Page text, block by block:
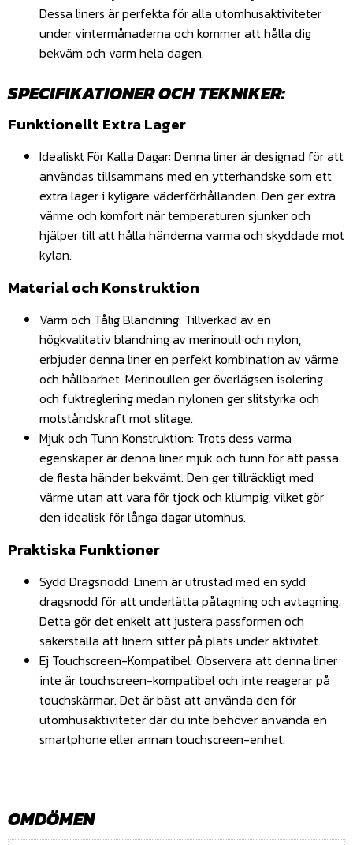
Dessa liners är perfekta för alla utomhusaktiviteter
under vintermånaderna och kommer att hålla dig
bekväm och varm hela dagen.
SPECIFIKATIONER OCH TEKNIKER:
Funktionellt Extra Lager
Idealiskt För Kalla Dagar: Denna liner är designad för att
användas tillsammans med en ytterhandske som ett
extra lager i kyligare väderförhållanden. Den ger extra
värme och komfort när temperaturen sjunker och
hjälper till att hålla händerna varma och skyddade mot
kylan.
Material och Konstruktion
Varm och Tålig Blandning: Tillverkad av en
högkvalitativ blandning av merinoull och nylon,
erbjuder denna liner en perfekt kombination av värme
och hållbarhet. Merinoullen ger överlägsen isolering
och fuktreglering medan nylonen ger slitstyrka och
motståndskraft mot slitage.
Mjuk och Tunn Konstruktion: Trots dess varma
egenskaper är denna liner mjuk och tunn för att passa
de flesta händer bekvämt. Den ger tillräckligt med
värme utan att vara för tjock och klumpig, vilket gör
den idealisk för långa dagar utomhus.
Praktiska Funktioner
Sydd Dragsnodd: Linern är utrustad med en sydd
dragsnodd för att underlätta påtagning och avtagning.
Detta gör det enkelt att justera passformen och
säkerställa att linern sitter på plats under aktivitet.
Ej Touchscreen-Kompatibel: Observera att denna liner
inte är touchscreen-kompatibel och inte reagerar på
touchskärmar. Det är bäst att använda den för
utomhusaktiviteter där du inte behöver använda en
smartphone eller annan touchscreen-enhet.
OMDÖMEN